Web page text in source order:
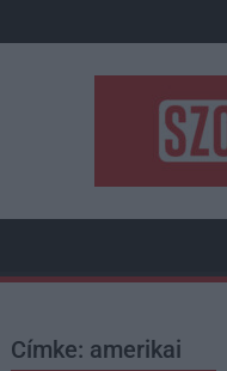
to
Címke: amerikai